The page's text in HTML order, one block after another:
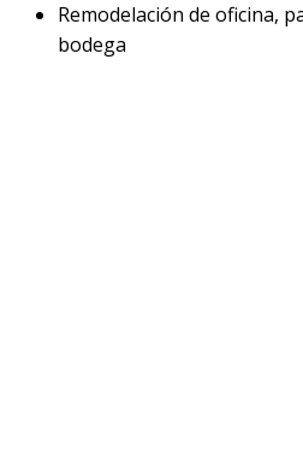
Remodelación de oficina,
bodega